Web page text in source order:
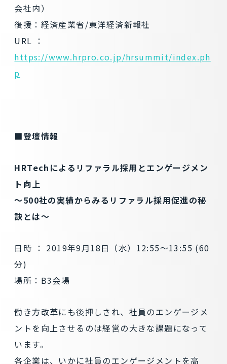
会社内）
後援：経済産業省/東洋経済新報社
URL ：
https://www.hrpro.co.jp/hrsummit/index.ph
p
■登壇情報
HRTechによるリファラル採用とエンゲージメン
ト向上
～500社の実績からみるリファラル採用促進の秘
訣とは～
日時 ： 2019年9月18日（水）12:55～13:55 (60
分)
場所：B3会場
働き方改革にも後押しされ、社員のエンゲージメ
ントを向上させるのは経営の大きな課題になって
います。
各企業は、いかに社員のエンゲージメントを高